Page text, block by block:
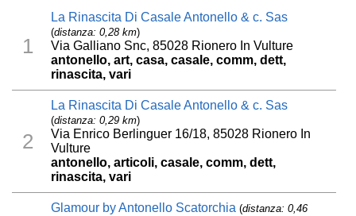
1
La Rinascita Di Casale Antonello & c. Sas
(distanza: 0,28 km)
Via Galliano Snc, 85028 Rionero In Vulture
antonello, art, casa, casale, comm, dett,
rinascita, vari
2
La Rinascita Di Casale Antonello & c. Sas
(distanza: 0,29 km)
Via Enrico Berlinguer 16/18, 85028 Rionero In
Vulture
antonello, articoli, casale, comm, dett,
rinascita, vari
Glamour by Antonello Scatorchia (distanza: 0,46